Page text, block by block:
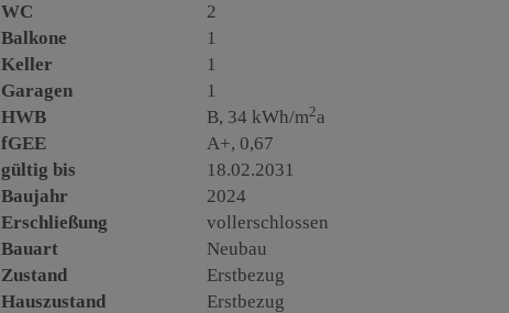
WC
2
Balkone
1
Keller
1
Garagen
1
HWB
B, 34 kWh/m2a
fGEE
A+, 0,67
gültig bis
18.02.2031
Baujahr
2024
Erschließung
vollerschlossen
Bauart
Neubau
Zustand
Erstbezug
Hauszustand
Erstbezug